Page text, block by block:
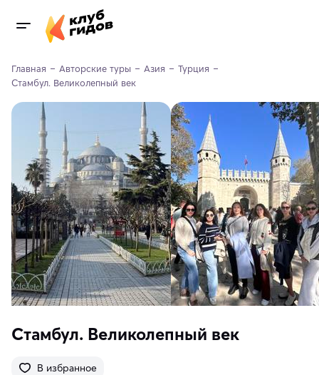
Главная Авторские туры Азия
Турция
Стамбул. Великолепный век
Стамбул. Великолепный век
В избранное